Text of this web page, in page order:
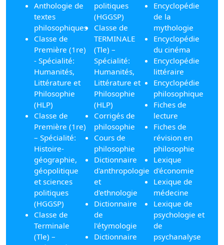
Anthologie de
textes
philosophiques
Classe de
Première (1re)
- Spécialité:
Humanités,
Littérature et
Philosophie
(HLP)
Classe de
Première (1re)
– Spécialité:
Histoire-
géographie,
géopolitique
et sciences
politiques
(HGGSP)
Classe de
Terminale
(Tle) –
politiques
(HGGSP)
Classe de
TERMINALE
(Tle) –
Spécialité:
Humanités,
Littérature et
Philosophie
(HLP)
Corrigés de
philosophie
Cours de
philosophie
Dictionnaire
d'anthropologie
et
d'ethnologie
Dictionnaire
de
l'étymologie
Dictionnaire
Encyclopédie
de la
mythologie
Encyclopédie
du cinéma
Encyclopédie
littéraire
Encyclopédie
philosophique
Fiches de
lecture
Fiches de
révision en
philosophie
Lexique
d'économie
Lexique de
médecine
Lexique de
psychologie et
de
psychanalyse